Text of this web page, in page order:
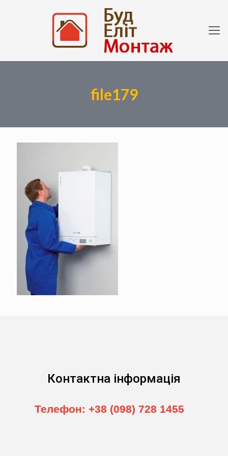
file179
Контактна інформація
Телефон: +38 (098) 728 1455